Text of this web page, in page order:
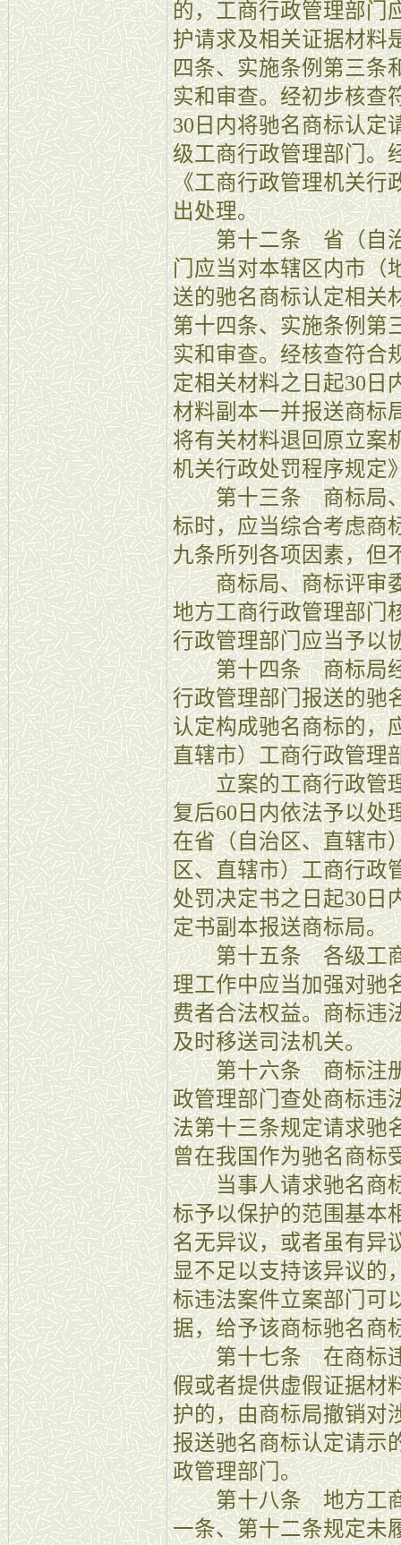
的，工商行政管理部门
护请求及相关证据材料
四条、实施条例第三条
实和审查。经初步核查
30日内将驰名商标认定
级工商行政管理部门。
《工商行政管理机关行
出处理。
第十二条 省（自治
门应当对本辖区内市（
送的驰名商标认定相关
第十四条、实施条例第
实和审查。经核查符合
定相关材料之日起30日
材料副本一并报送商标
将有关材料退回原立案
机关行政处罚程序规定
第十三条 商标局、
标时，应当综合考虑商
九条所列各项因素，但
商标局、商标评审委
地方工商行政管理部门
行政管理部门应当予以
第十四条 商标局经
行政管理部门报送的驰
认定构成驰名商标的，
直辖市）工商行政管理
立案的工商行政管理
复后60日内依法予以处
在省（自治区、直辖市
区、直辖市）工商行政
处罚决定书之日起30日
定书副本报送商标局。
第十五条 各级工商
理工作中应当加强对驰
费者合法权益。商标违
及时移送司法机关。
第十六条 商标注册
政管理部门查处商标违
法第十三条规定请求驰
曾在我国作为驰名商标
当事人请求驰名商标
标予以保护的范围基本
名无异议，或者虽有异
显不足以支持该异议的
标违法案件立案部门可
据，给予该商标驰名商
第十七条 在商标违
假或者提供虚假证据材
护的，由商标局撤销对
报送驰名商标认定请示
政管理部门。
第十八条 地方工商
一条、第十二条规定未